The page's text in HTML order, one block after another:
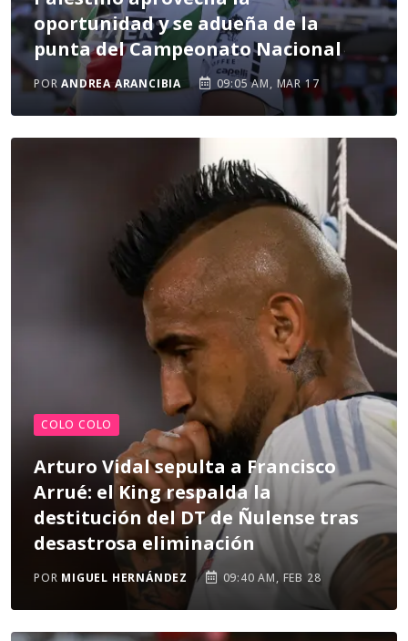
oportunidad y se adueña de la
punta del Campeonato Nacional
PORANDREA ARANCIBIA 09:05 AM, MAR 17
COLO COLO
Arturo Vidal sepulta a Francisco
Arrué: el King respalda la
destitución del DT de Ñulense tras
desastrosa eliminación
POR MIGUEL HERNÁNDEZ 09:40 AM, FEB 28